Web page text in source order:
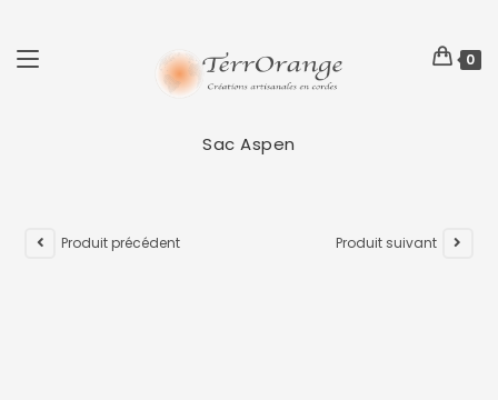
0
Sac Aspen
Produit précédent Produit suivant